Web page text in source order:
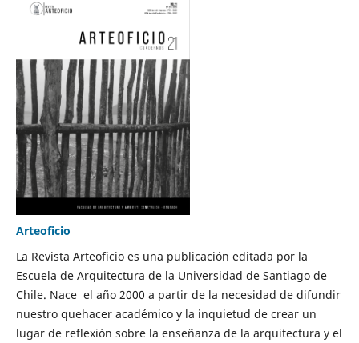
Arteoficio
La Revista Arteoficio es una publicación editada por la
Escuela de Arquitectura de la Universidad de Santiago de
Chile. Nace el año 2000 a partir de la necesidad de difundir
nuestro quehacer académico y la inquietud de crear un
lugar de reflexión sobre la enseñanza de la arquitectura y el